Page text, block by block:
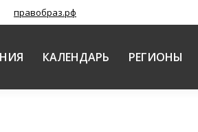
правобраз.рф
КАЛЕНДАРЬ РЕГИОНЫ